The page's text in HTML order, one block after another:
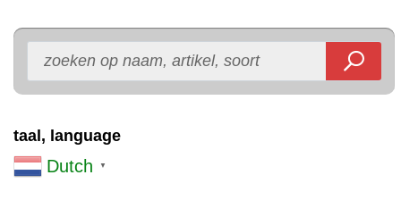
taal, language
Dutch ▼